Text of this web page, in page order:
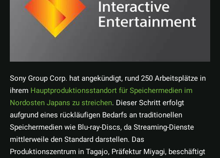
Sony Group Corp. hat angekündigt, rund 250 Arbeitsplätze in
ihrem Hauptproduktionsstandort für Speichermedien im
Nordosten Japans zu streichen. Dieser Schritt erfolgt
aufgrund eines rückläufigen Bedarfs an traditionellen
Speichermedien wie Blu-ray-Discs, da Streaming-Dienste
mittlerweile den Standard darstellen. Das
Produktionszentrum in Tagajo, Präfektur Miyagi, beschäftigt